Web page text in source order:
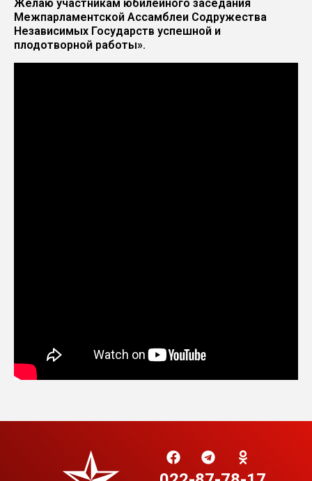
Желаю участникам юбилейного заседания
Межпарламентской Ассамблеи Содружества
Независимых Государств успешной и
плодотворной работы».